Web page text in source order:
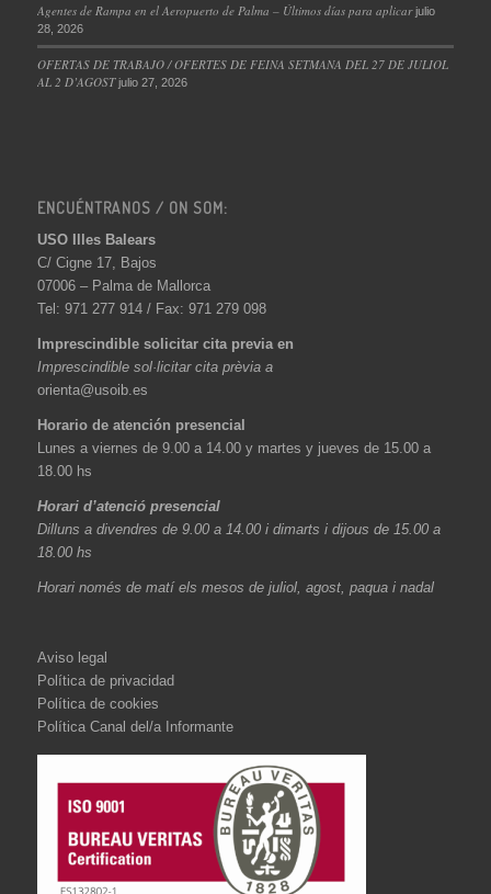
Agentes de Rampa en el Aeropuerto de Palma – Últimos días para aplicar julio
28, 2026
OFERTAS DE TRABAJO / OFERTES DE FEINA SETMANA DEL 27 DE JULIOL
AL 2 D’AGOST julio 27, 2026
ENCUÉNTRANOS / ON SOM:
USO Illes Balears
C/ Cigne 17, Bajos
07006 – Palma de Mallorca
Tel: 971 277 914 / Fax: 971 279 098
Imprescindible solicitar cita previa en
Imprescindible sol·licitar cita prèvia a
orienta@usoib.es
Horario de atención presencial
Lunes a viernes de 9.00 a 14.00 y martes y jueves de 15.00 a
18.00 hs
Horari d’atenció presencial
Dilluns a divendres de 9.00 a 14.00 i dimarts i dijous de 15.00 a
18.00 hs
Horari només de matí els mesos de juliol, agost, paqua i nadal
Aviso legal
Política de privacidad
Política de cookies
Política Canal del/a Informante